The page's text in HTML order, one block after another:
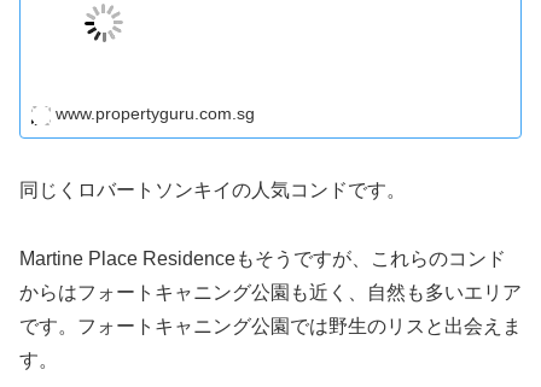
www.propertyguru.com.sg
同じくロバートソンキイの人気コンドです。
Martine Place Residenceもそうですが、これらのコンド
からはフォートキャニング公園も近く、自然も多いエリア
です。フォートキャニング公園では野生のリスと出会えま
す。